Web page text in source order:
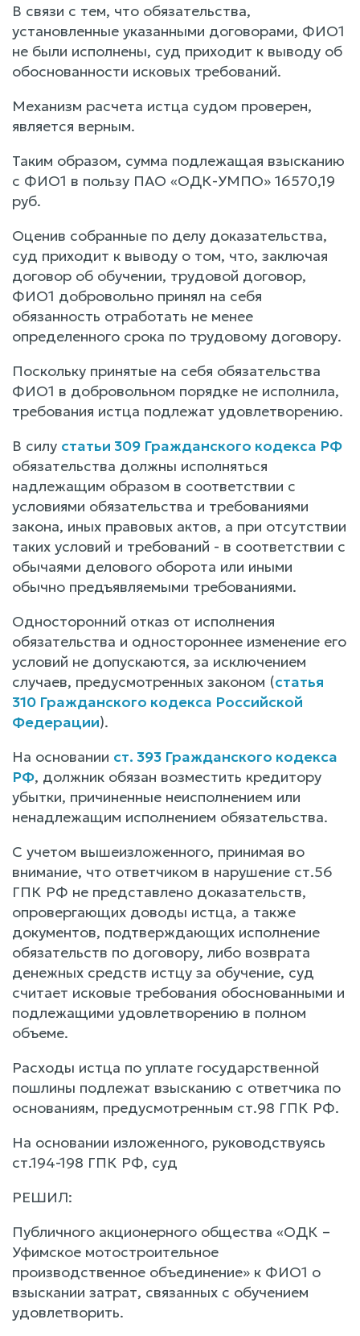
В связи с тем, что обязательства,
установленные указанными договорами, ФИО1
не были исполнены, суд приходит к выводу об
обоснованности исковых требований.
Механизм расчета истца судом проверен,
является верным.
Таким образом, сумма подлежащая взысканию
с ФИО1 в пользу ПАО «ОДК-УМПО» 16570,19
руб.
Оценив собранные по делу доказательства,
суд приходит к выводу о том, что, заключая
договор об обучении, трудовой договор,
ФИО1 добровольно принял на себя
обязанность отработать не менее
определенного срока по трудовому договору.
Поскольку принятые на себя обязательства
ФИО1 в добровольном порядке не исполнила,
требования истца подлежат удовлетворению.
В силу статьи 309 Гражданского кодекса РФ
обязательства должны исполняться
надлежащим образом в соответствии с
условиями обязательства и требованиями
закона, иных правовых актов, а при отсутствии
таких условий и требований - в соответствии с
обычаями делового оборота или иными
обычно предъявляемыми требованиями.
Односторонний отказ от исполнения
обязательства и одностороннее изменение его
условий не допускаются, за исключением
случаев, предусмотренных законом (статья
310 Гражданского кодекса Российской
Федерации).
На основании ст. 393 Гражданского кодекса
РФ, должник обязан возместить кредитору
убытки, причиненные неисполнением или
ненадлежащим исполнением обязательства.
С учетом вышеизложенного, принимая во
внимание, что ответчиком в нарушение ст.56
ГПК РФ не представлено доказательств,
опровергающих доводы истца, а также
документов, подтверждающих исполнение
обязательств по договору, либо возврата
денежных средств истцу за обучение, суд
считает исковые требования обоснованными и
подлежащими удовлетворению в полном
объеме.
Расходы истца по уплате государственной
пошлины подлежат взысканию с ответчика по
основаниям, предусмотренным ст.98 ГПК РФ.
На основании изложенного, руководствуясь
ст.194-198 ГПК РФ, суд
РЕШИЛ:
Публичного акционерного общества «ОДК –
Уфимское мотостроительное
производственное объединение» к ФИО1 о
взыскании затрат, связанных с обучением
удовлетворить.